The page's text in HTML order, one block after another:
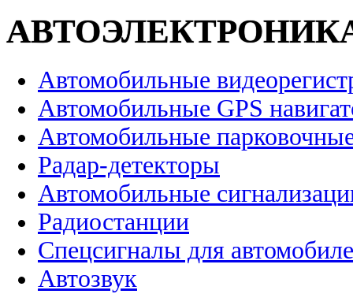
Автомобильные
Автомобильные GPS
Автомобильные
Радар-детекторы
Автомобильные
Радиостанции
Спецсигналы для
Автозвук